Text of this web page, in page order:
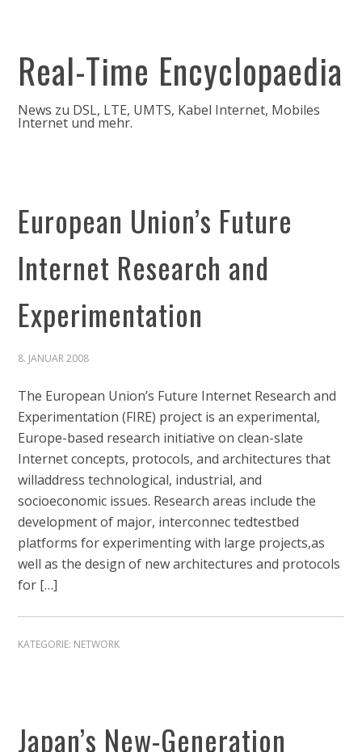
Real-Time Encyclopaedia
News zu DSL, LTE, UMTS, Kabel Internet, Mobiles
Internet und mehr.
European Union’s Future
Internet Research and
Experimentation
8. JANUAR 2008
The European Union’s Future Internet Research and
Experimentation (FIRE) project is an experimental,
Europe-based research initiative on clean-slate
Internet concepts, protocols, and architectures that
willaddress technological, industrial, and
socioeconomic issues. Research areas include the
development of major, interconnec tedtestbed
platforms for experimenting with large projects,as
well as the design of new architectures and protocols
for […]
KATEGORIE: NETWORK
Japan’s New-Generation